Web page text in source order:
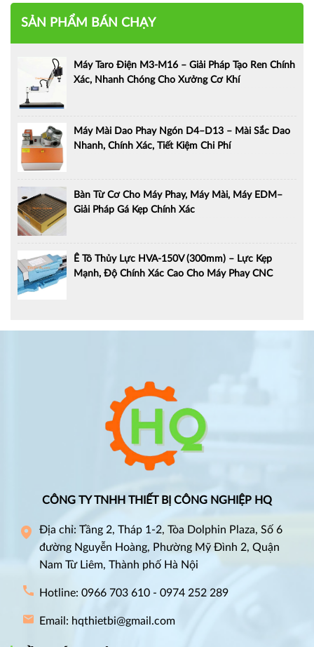
SẢN PHẨM BÁN CHẠY
Máy Taro Điện M3-M16 – Giải Pháp Tạo Ren Chính
Xác, Nhanh Chóng Cho Xưởng Cơ Khí
Máy Mài Dao Phay Ngón D4–D13 – Mài Sắc Dao
Nhanh, Chính Xác, Tiết Kiệm Chi Phí
Bàn Từ Cơ Cho Máy Phay, Máy Mài, Máy EDM–
Giải Pháp Gá Kẹp Chính Xác
Ê Tô Thủy Lực HVA-150V (300mm) – Lực Kẹp
Mạnh, Độ Chính Xác Cao Cho Máy Phay CNC
CÔNG TY TNHH THIẾT BỊ CÔNG NGHIỆP HQ
Địa chỉ: Tầng 2, Tháp 1-2, Tòa Dolphin Plaza, Số 6
đường Nguyễn Hoàng, Phường Mỹ Đình 2, Quận
Nam Từ Liêm, Thành phố Hà Nội
Hotline: 0966 703 610 - 0974 252 289
Email: hqthietbi@gmail.com